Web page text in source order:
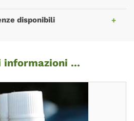
disponibili
...